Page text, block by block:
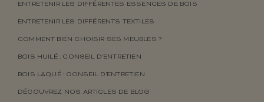
ENTRETENIR LES DIFFÉRENTES ESSENCES DE BOIS
ENTRETENIR LES DIFFÉRENTS TEXTILES
COMMENT BIEN CHOISIR SES MEUBLES ?
BOIS HUILÉ : CONSEIL D’ENTRETIEN
BOIS LAQUÉ : CONSEIL D’ENTRETIEN
DÉCOUVREZ NOS ARTICLES DE BLOG